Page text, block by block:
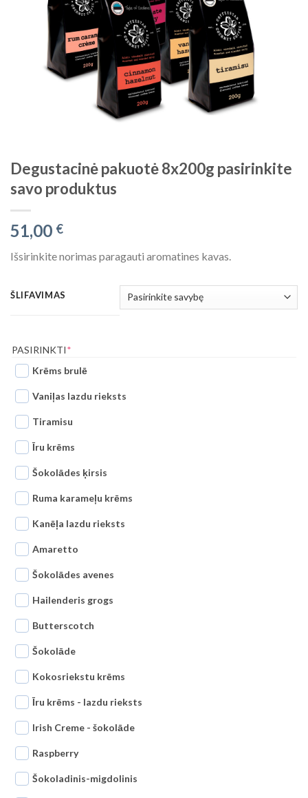
Degustacinė pakuotė 8x200g pasirinkite
savo produktus
51,00 €
Išsirinkite norimas paragauti aromatines kavas.
ŠLIFAVIMAS
PASIRINKTI*
Krēms brulē
Vaniļas lazdu rieksts
Tiramisu
Īru krēms
Šokolādes ķirsis
Ruma karameļu krēms
Kanēļa lazdu rieksts
Amaretto
Šokolādes avenes
Hailenderis grogs
Butterscotch
Šokolāde
Kokosriekstu krēms
Īru krēms - lazdu rieksts
Irish Creme - šokolāde
Raspberry
Šokoladinis-migdolinis